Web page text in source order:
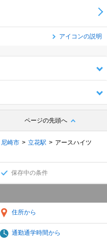
アイコンの説明
ページの先頭へ
尼崎市 立花駅
アースハイツ
保存中の条件
住所から
通勤通学時間から